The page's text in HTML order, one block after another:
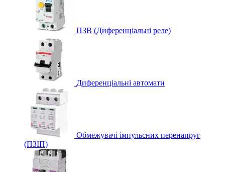
ПЗВ (Диференціальні реле)
Диференціальні автомати
Обмежувачі імпульсних перенапруг
(ПЗІП)